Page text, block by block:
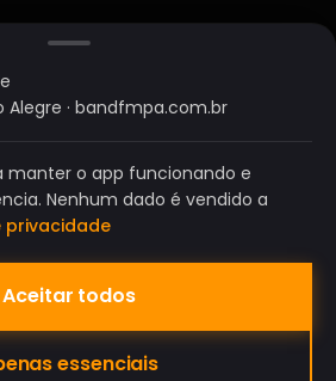
FM POUSO ALEGRE
DO SEU JEITO!
Alegre · bandfmpa.com.br
manter o app funcionando e
Nenhum dado é vendido a
privacidade
Aceitar todos
essenciais